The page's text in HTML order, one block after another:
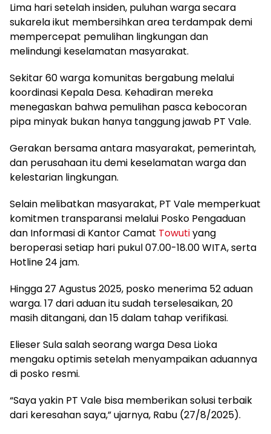
Lima hari setelah insiden, puluhan warga secara
sukarela ikut membersihkan area terdampak demi
mempercepat pemulihan lingkungan dan
melindungi keselamatan masyarakat.
Sekitar 60 warga komunitas bergabung melalui
koordinasi Kepala Desa. Kehadiran mereka
menegaskan bahwa pemulihan pasca kebocoran
pipa minyak bukan hanya tanggung jawab PT Vale.
Gerakan bersama antara masyarakat, pemerintah,
dan perusahaan itu demi keselamatan warga dan
kelestarian lingkungan.
Selain melibatkan masyarakat, PT Vale memperkuat
komitmen transparansi melalui Posko Pengaduan
dan Informasi di Kantor Camat Towutiyang
beroperasi setiap hari pukul 07.00-18.00 WITA, serta
Hotline 24 jam.
Hingga 27 Agustus 2025, posko menerima 52 aduan
warga. 17 dari aduan itu sudah terselesaikan, 20
masih ditangani, dan 15 dalam tahap verifikasi.
Elieser Sula salah seorang warga Desa Lioka
mengaku optimis setelah menyampaikan aduannya
di posko resmi.
“Saya yakin PT Vale bisa memberikan solusi terbaik
dari keresahan saya,” ujarnya, Rabu (27/8/2025).